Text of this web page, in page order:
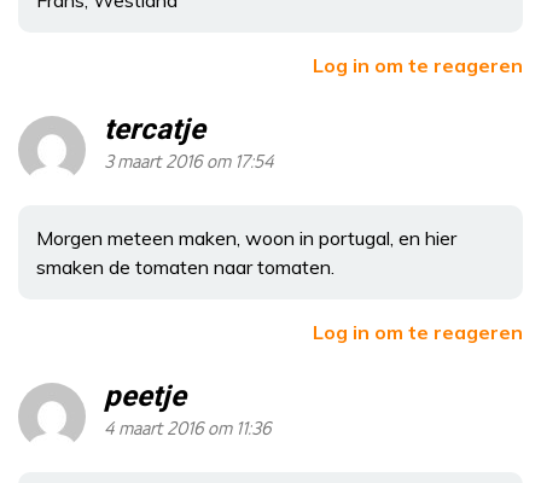
Log in om te reageren
tercatje
3 maart 2016 om 17:54
Morgen meteen maken, woon in portugal, en hier
smaken de tomaten naar tomaten.
Log in om te reageren
peetje
4 maart 2016 om 11:36